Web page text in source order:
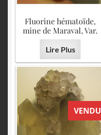
Fluorine hématoïde,
mine de Maraval, Var.
Lire Plus
VENDU